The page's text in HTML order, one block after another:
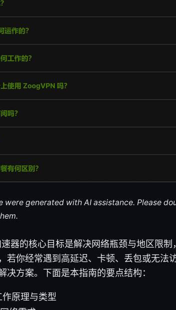
were generated with AI assistance. Please
器的核心目标是解决网络瓶颈与地区限制
若你经常遇到高延迟、卡顿、丢包或无法
决方案。下面是本指南的要点结构：
原理与类型